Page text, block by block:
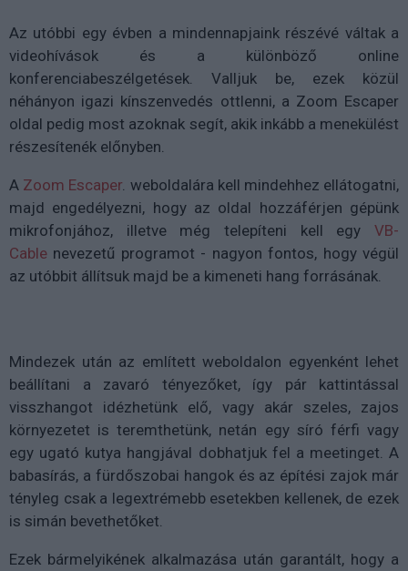
Az utóbbi egy évben a mindennapjaink részévé váltak a
videohívások és a különböző online
konferenciabeszélgetések. Valljuk be, ezek közül
néhányon igazi kínszenvedés ottlenni, a Zoom Escaper
oldal pedig most azoknak segít, akik inkább a menekülést
részesítenék előnyben.
A Zoom Escaper . weboldalára kell mindehhez ellátogatni,
majd engedélyezni, hogy az oldal hozzáférjen gépünk
mikrofonjához, illetve még telepíteni kell egy VB-
Cable nevezetű programot - nagyon fontos, hogy végül
az utóbbit állítsuk majd be a kimeneti hang forrásának.
Mindezek után az említett weboldalon egyenként lehet
beállítani a zavaró tényezőket, így pár kattintással
visszhangot idézhetünk elő, vagy akár szeles, zajos
környezetet is teremthetünk, netán egy síró férfi vagy
egy ugató kutya hangjával dobhatjuk fel a meetinget. A
babasírás, a fürdőszobai hangok és az építési zajok már
tényleg csak a legextrémebb esetekben kellenek, de ezek
is simán bevethetőket.
Ezek bármelyikének alkalmazása után garantált, hogy a